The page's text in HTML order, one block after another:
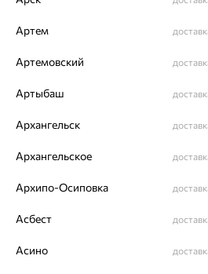
Каталог
Акции
Магазины
Покупателям
О нас
Магазины и доставка
еще 3
8 (800) 250-02-30
Артем
Артемовский
Артыбаш
Архангельск
Архангельское
Архипо-Осиповка
Асбест
Асино